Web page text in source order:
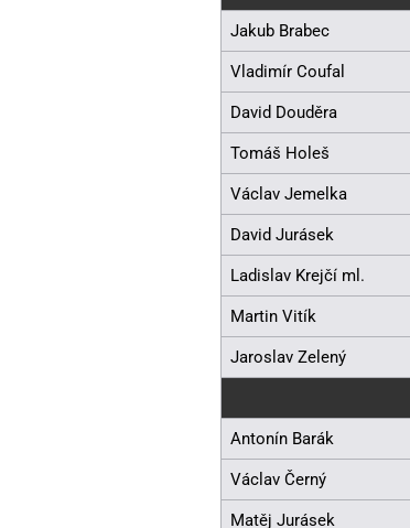
Jakub Brabec
Vladimír Coufal
David Douděra
Tomáš Holeš
Václav Jemelka
David Jurásek
Ladislav Krejčí ml.
Martin Vitík
Jaroslav Zelený
Antonín Barák
Václav Černý
Matěj Jurásek